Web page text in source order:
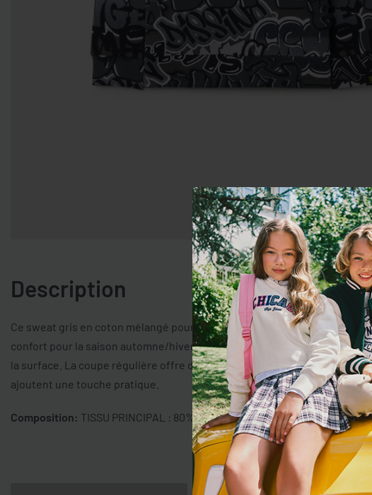
Description
Ce sweat gris en coton mélangé pour garçon de 10 à 15 ans de la ligne
confort pour la saison automne/hiver. Le design urbain présente des
la surface. La coupe régulière offre du confort, tandis que les manches
ajoutent une touche pratique.
Composition: TISSU PRINCIPAL : 80% COTON,20% POLYESTER –